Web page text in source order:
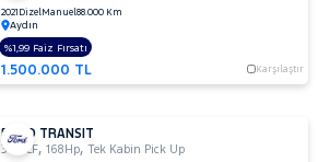
2021 DizelManuel88.000 Km
Aydın
1.500.000 TL Karşılaştır
%1,99 Faiz Fırsatı
FORD TRANSIT
350 LF,168Hp,Tek Kabin Pick Up